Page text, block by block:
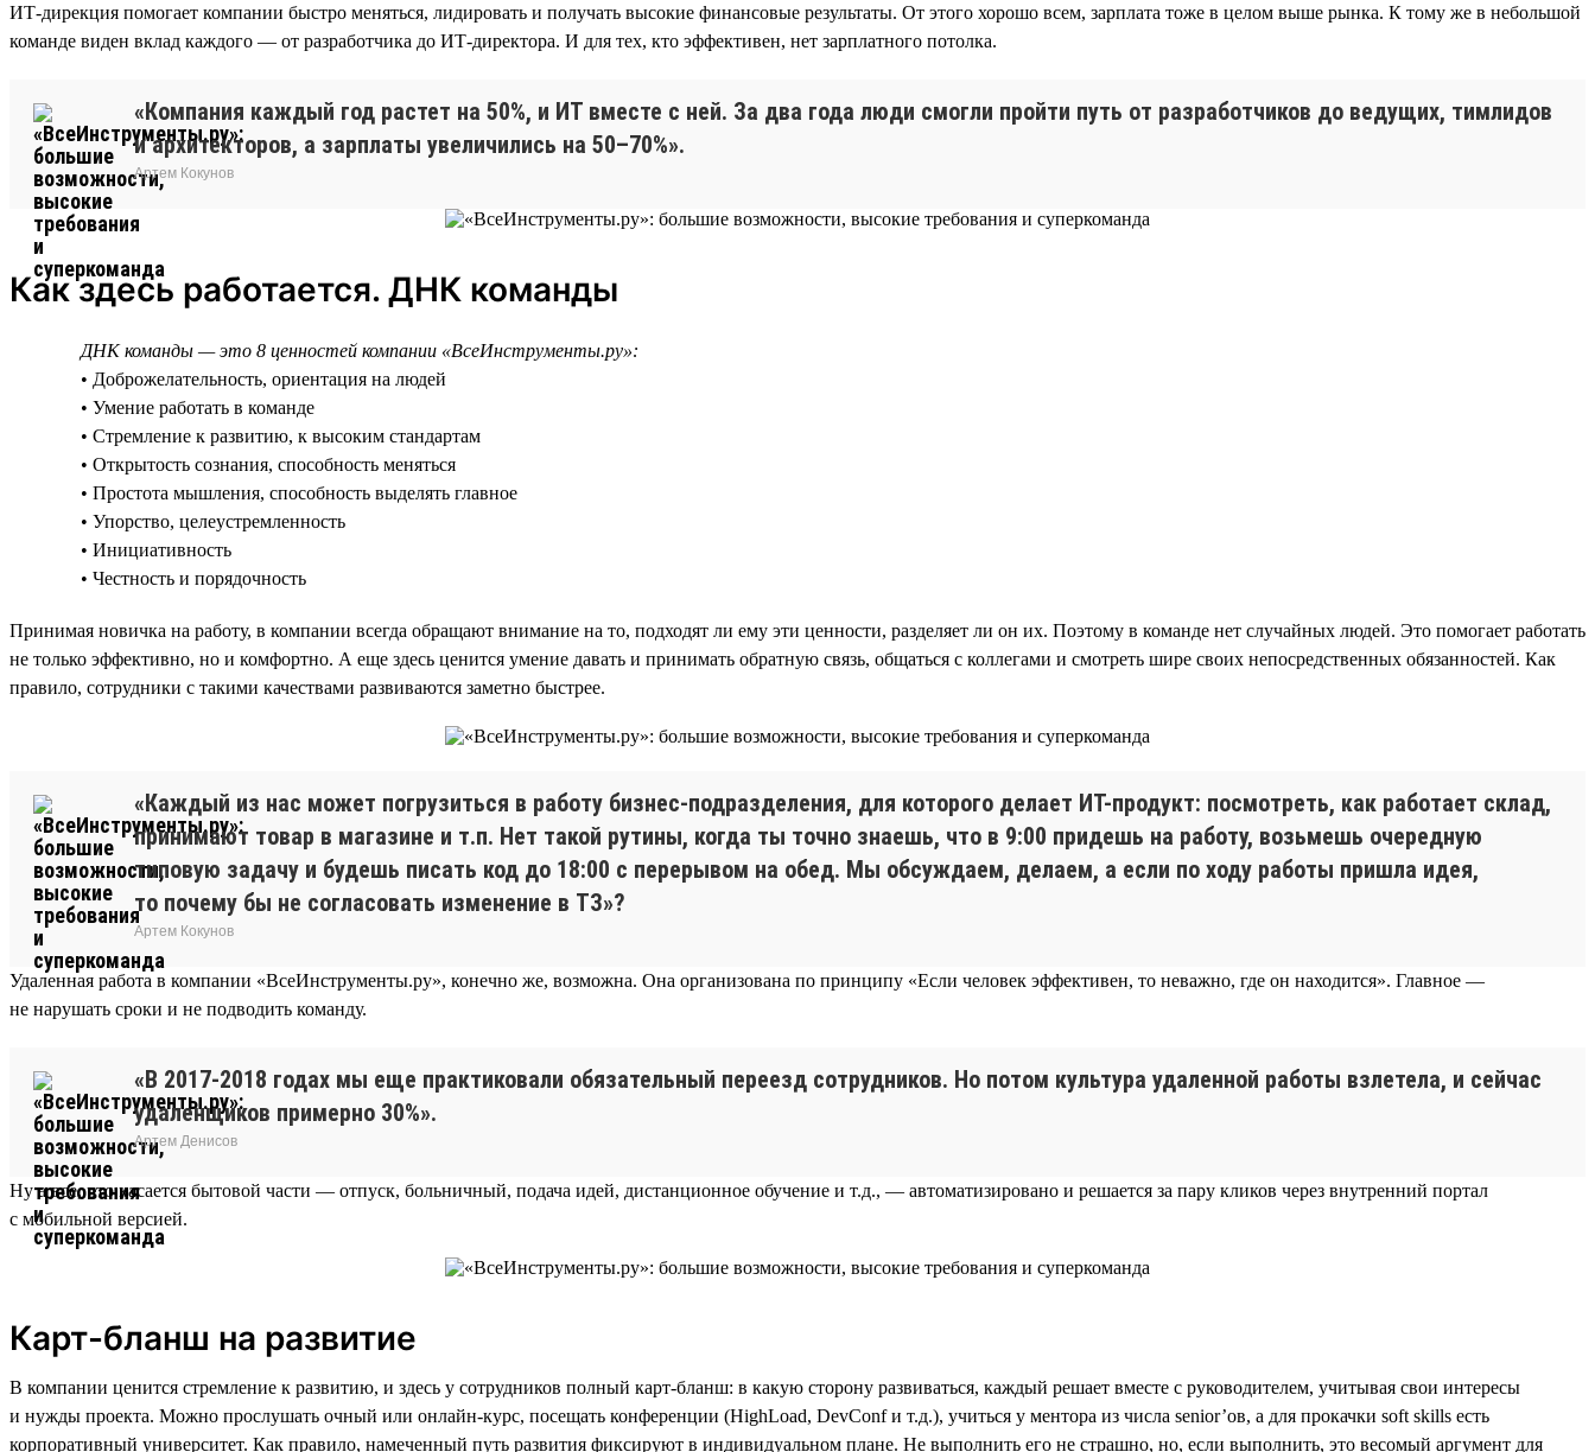
ИТ-дирекция помогает компании быстро меняться, лидировать и получать высокие финансовые результаты. От этого хорошо всем, зарплата тоже в целом выше рынка. К тому же в небольшой
команде виден вклад каждого — от разработчика до ИТ-директора. И для тех, кто эффективен, нет зарплатного потолка.
«Компания каждый год растет на 50%, и ИТ вместе с ней. За два года люди смогли пройти путь от разработчиков до ведущих, тимлидов
и архитекторов, а зарплаты увеличились на 50–70%».
Артем Кокунов
Как здесь работается. ДНК команды
ДНК команды — это 8 ценностей компании «ВсеИнструменты.ру»:
• Доброжелательность, ориентация на людей
• Умение работать в команде
• Стремление к развитию, к высоким стандартам
• Открытость сознания, способность меняться
• Простота мышления, способность выделять главное
• Упорство, целеустремленность
• Инициативность
• Честность и порядочность
Принимая новичка на работу, в компании всегда обращают внимание на то, подходят ли ему эти ценности, разделяет ли он их. Поэтому в команде нет случайных людей. Это помогает работать
не только эффективно, но и комфортно. А еще здесь ценится умение давать и принимать обратную связь, общаться с коллегами и смотреть шире своих непосредственных обязанностей. Как
правило, сотрудники с такими качествами развиваются заметно быстрее.
«Каждый из нас может погрузиться в работу бизнес-подразделения, для которого делает ИТ-продукт: посмотреть, как работает склад,
принимают товар в магазине и т.п. Нет такой рутины, когда ты точно знаешь, что в 9:00 придешь на работу, возьмешь очередную
типовую задачу и будешь писать код до 18:00 с перерывом на обед. Мы обсуждаем, делаем, а если по ходу работы пришла идея,
то почему бы не согласовать изменение в ТЗ»?
Артем Кокунов
Удаленная работа в компании «ВсеИнструменты.ру», конечно же, возможна. Она организована по принципу «Если человек эффективен, то неважно, где он находится». Главное —
не нарушать сроки и не подводить команду.
«В 2017-2018 годах мы еще практиковали обязательный переезд сотрудников. Но потом культура удаленной работы взлетела, и сейчас
удаленщиков примерно 30%».
Артем Денисов
Ну а все, что касается бытовой части — отпуск, больничный, подача идей, дистанционное обучение и т.д., — автоматизировано и решается за пару кликов через внутренний портал
с мобильной версией.
Карт-бланш на развитие
В компании ценится стремление к развитию, и здесь у сотрудников полный карт-бланш: в какую сторону развиваться, каждый решает вместе с руководителем, учитывая свои интересы
и нужды проекта. Можно прослушать очный или онлайн-курс, посещать конференции (HighLoad, DevConf и т.д.), учиться у ментора из числа senior’ов, а для прокачки soft skills есть
корпоративный университет. Как правило, намеченный путь развития фиксируют в индивидуальном плане. Не выполнить его не страшно, но, если выполнить, это весомый аргумент для